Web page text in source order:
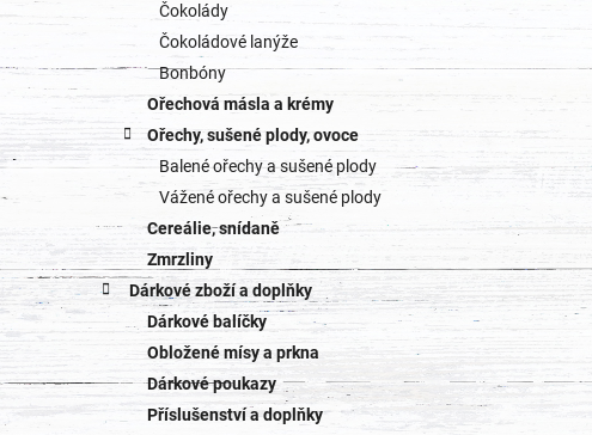
Čokolády
Čokoládové lanýže
Bonbóny
Ořechová másla a krémy
Ořechy, sušené plody, ovoce
Balené ořechy a sušené plody
Vážené ořechy a sušené plody
Cereálie, snídaně
Zmrzliny
Dárkové zboží a doplňky
Dárkové balíčky
Obložené mísy a prkna
Dárkové poukazy
Příslušenství a doplňky